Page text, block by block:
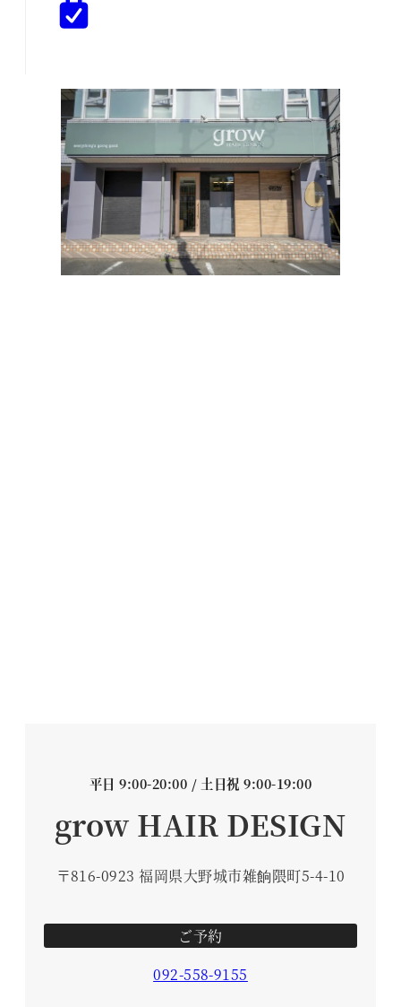
平日 9:00-20:00 / 土日祝 9:00-19:00
grow HAIR DESIGN
〒816-0923 福岡県大野城市雑餉隈町5-4-10
ご予約
092-558-9155